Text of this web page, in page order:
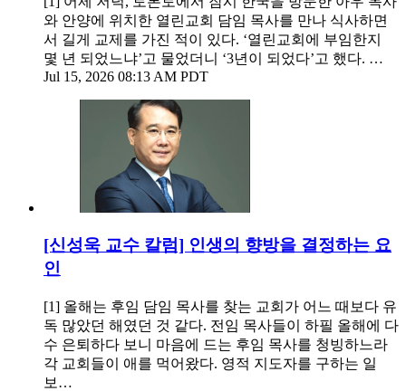
와 안양에 위치한 열린교회 담임 목사를 만나 식사하면
서 길게 교제를 가진 적이 있다. ‘열린교회에 부임한지
몇 년 되었느냐’고 물었더니 ‘3년이 되었다’고 했다. …
Jul 15, 2026 08:13 AM PDT
[신성욱 교수 칼럼] 인생의 향방을 결정하는 요
인
[1] 올해는 후임 담임 목사를 찾는 교회가 어느 때보다 유
독 많았던 해였던 것 같다. 전임 목사들이 하필 올해에 다
수 은퇴하다 보니 마음에 드는 후임 목사를 청빙하느라
각 교회들이 애를 먹어왔다. 영적 지도자를 구하는 일
보…